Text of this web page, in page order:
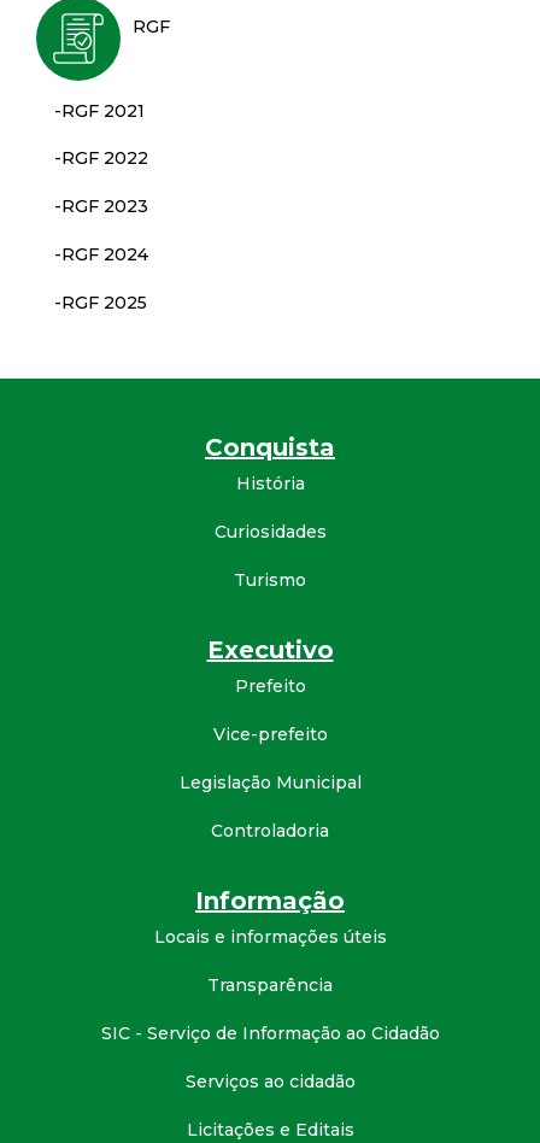
RGF
-RGF 2021
-RGF 2022
-RGF 2023
-RGF 2024
-RGF 2025
Conquista
História
Curiosidades
Turismo
Executivo
Prefeito
Vice-prefeito
Legislação Municipal
Controladoria
Informação
Locais e informações úteis
Transparência
SIC - Serviço de Informação ao Cidadão
Serviços ao cidadão
Licitações e Editais